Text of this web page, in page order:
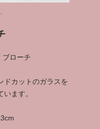
ブローチ
ドカットのガラスを
ます。